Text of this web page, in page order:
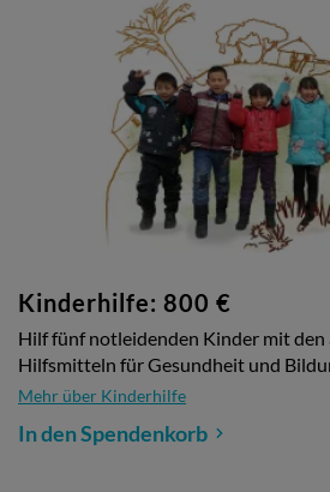
Kinderhilfe: 800 €
Hilf fünf notleidenden Kinder mit
Hilfsmitteln für Gesundheit und
Mehr über Kinderhilfe
In den Spendenkorb